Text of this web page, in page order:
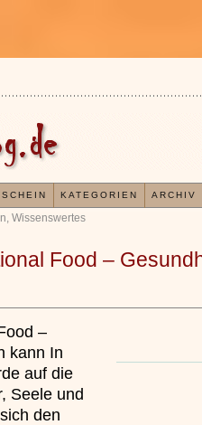
, Wissenswertes
Food –
–
kann In
auf die
Seele und
den
dass jeder
Energiekreislauf
KATEGORIEN ARCHIV